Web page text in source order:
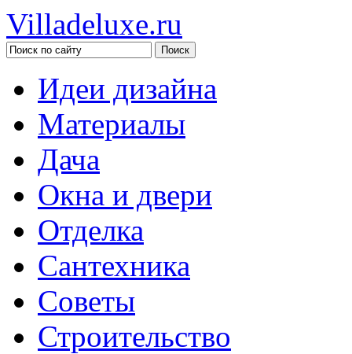
Villadeluxe.ru
Идеи дизайна
Материалы
Дача
Окна и двери
Отделка
Сантехника
Советы
Строительство